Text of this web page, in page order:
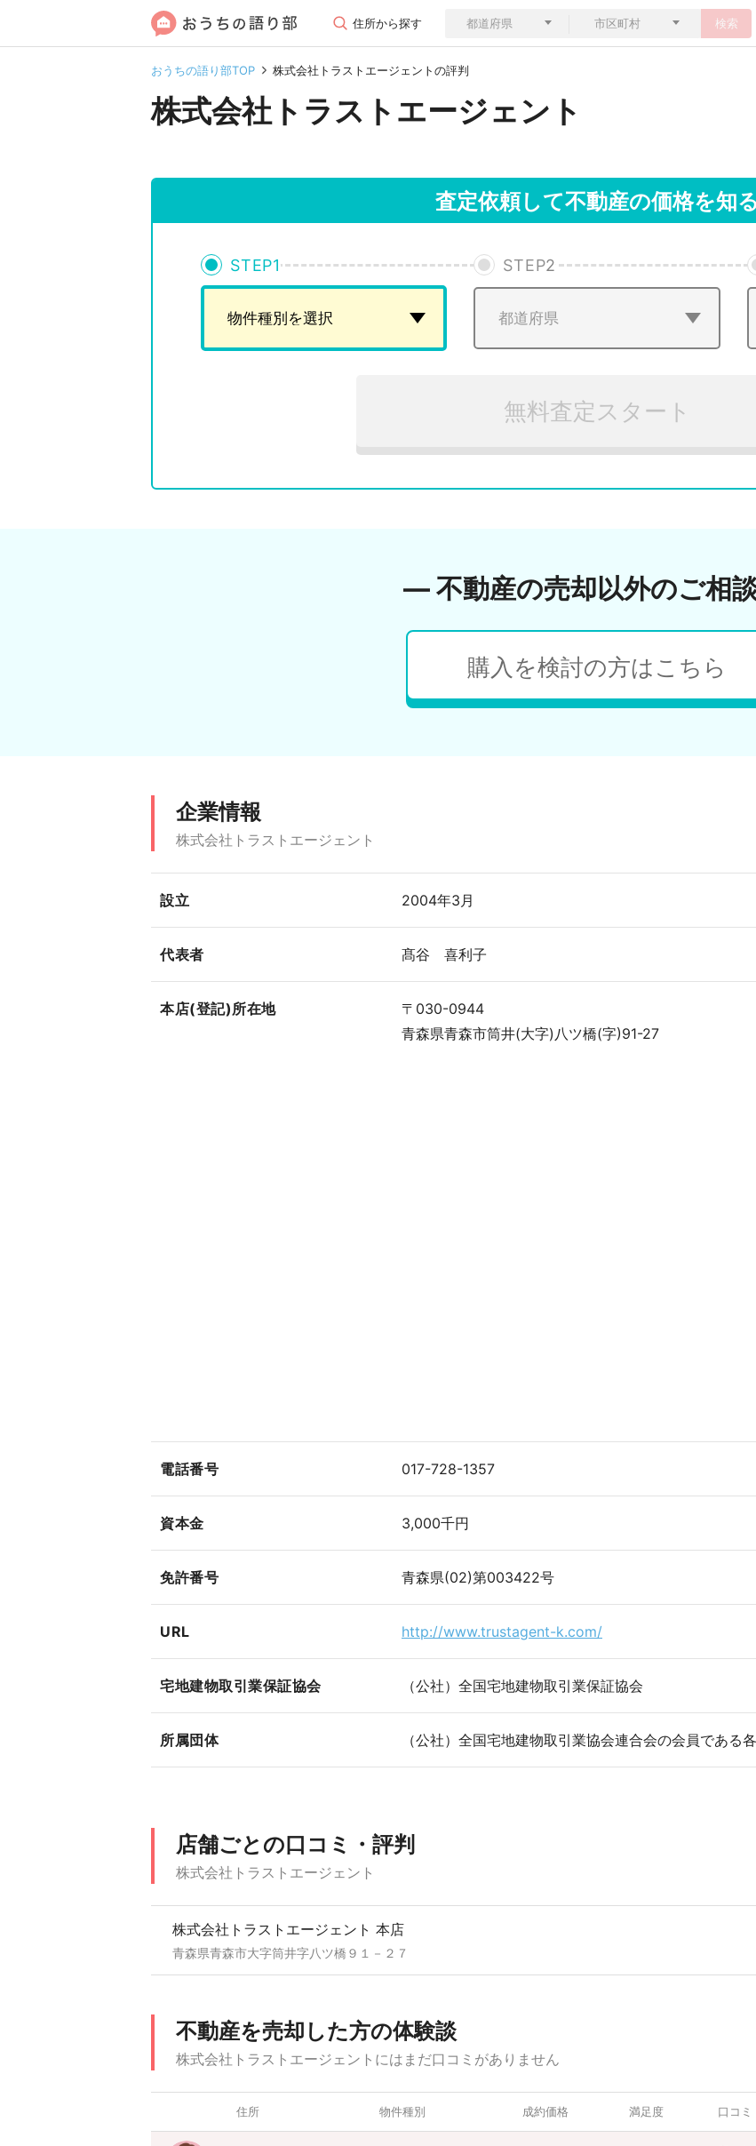
住所から探す 検索
おうちの語り部TOP 株式会社トラストエージェントの評判
株式会社トラストエージェント
査定依頼して不動産の価格を知る
STEP1 STEP2
無料査定スタート
― 不動産の売却以外のご相
購入を検討の方はこちら
企業情報
株式会社トラストエージェント
設立 2004年3月
代表者 髙谷 喜利子
本店(登記)所在地
〒030-0944
青森県青森市筒井(大字)八ツ橋(字)91-27
電話番号 017-728-1357
資本金 3,000千円
免許番号 青森県(02)第003422号
URL http://www.trustagent-k.com/
宅地建物取引業保証協会 （公社）全国宅地建物取引業保証協会
所属団体 （公社）全国宅地建物取引業協会連合会の会員である
店舗ごとの口コミ・評判
株式会社トラストエージェント
株式会社トラストエージェント 本店
青森県青森市大字筒井字八ツ橋９１－２７
不動産を売却した方の体験談
株式会社トラストエージェントにはまだ口コミがありません
住所 物件種別 成約価格 満足度 口コミ